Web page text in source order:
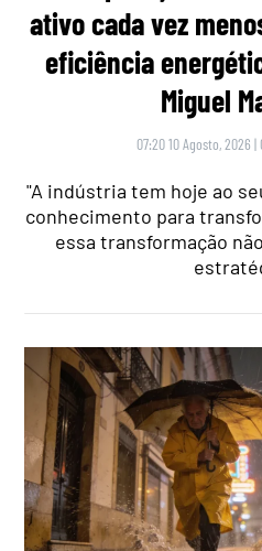
ativo cada vez
eficiência
Miguel
07:20 10 Agosto, 2026 |
"A indústria tem hoje ao
conhecimento para
essa transformação